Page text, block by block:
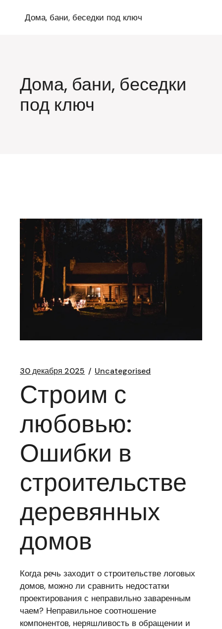
содержимому
Дома, бани, беседки под ключ
Дома, бани, беседки
под ключ
30 декабря 2025 Uncategorised
Строим с
любовью:
Ошибки в
строительстве
деревянных
домов
Когда речь заходит о строительстве логовых
домов, можно ли сравнить недостатки
проектирования с неправильно заваренным
чаем? Неправильное соотношение
компонентов, неряшливость в обращении и